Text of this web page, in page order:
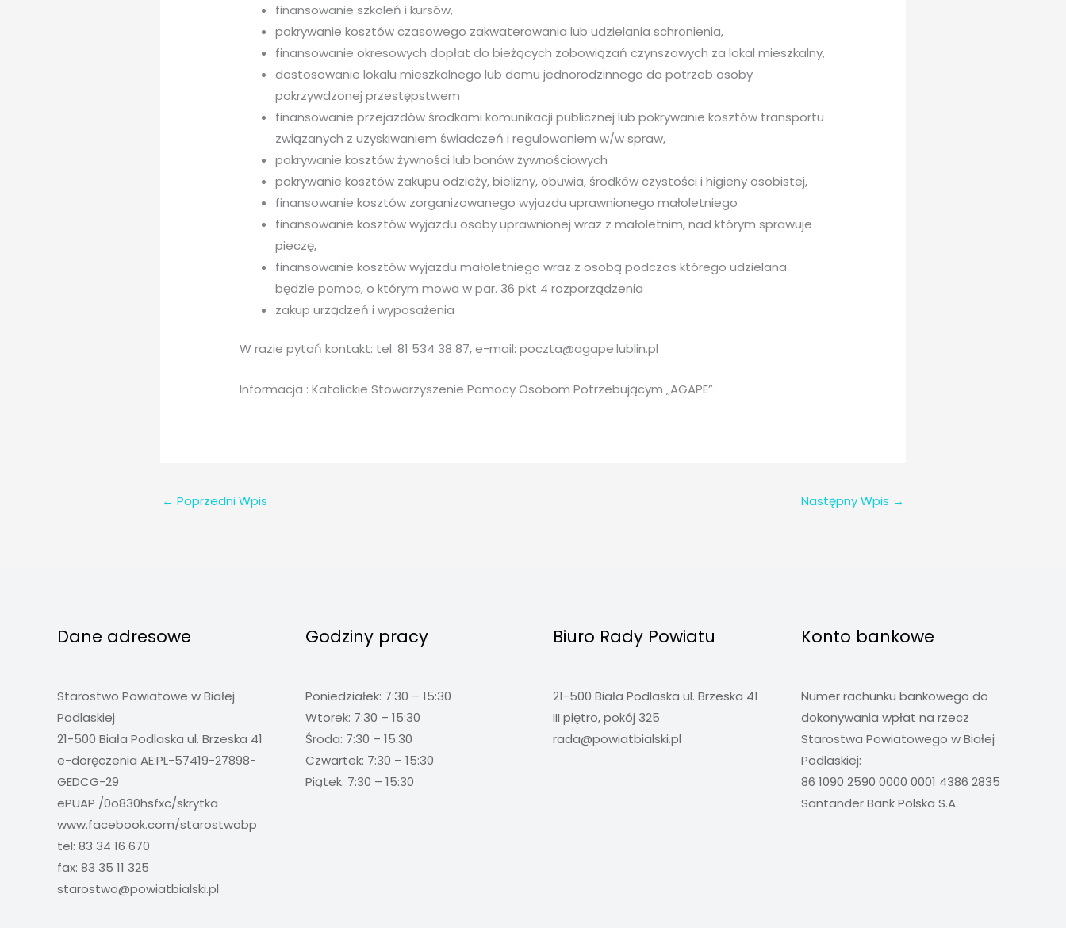
finansowanie szkoleń i kursów,
pokrywanie kosztów czasowego zakwaterowania lub udzielania schronienia,
finansowanie okresowych dopłat do bieżących zobowiązań czynszowych za lokal mieszkalny,
dostosowanie lokalu mieszkalnego lub domu jednorodzinnego do potrzeb osoby
pokrzywdzonej przestępstwem
finansowanie przejazdów środkami komunikacji publicznej lub pokrywanie kosztów transportu
związanych z uzyskiwaniem świadczeń i regulowaniem w/w spraw,
pokrywanie kosztów żywności lub bonów żywnościowych
pokrywanie kosztów zakupu odzieży, bielizny, obuwia, środków czystości i higieny osobistej,
finansowanie kosztów zorganizowanego wyjazdu uprawnionego małoletniego
finansowanie kosztów wyjazdu osoby uprawnionej wraz z małoletnim, nad którym sprawuje
pieczę,
finansowanie kosztów wyjazdu małoletniego wraz z osobą podczas którego udzielana
będzie pomoc, o którym mowa w par. 36 pkt 4 rozporządzenia
zakup urządzeń i wyposażenia
W razie pytań kontakt: tel. 81 534 38 87, e-mail: poczta@agape.lublin.pl
Informacja : Katolickie Stowarzyszenie Pomocy Osobom Potrzebującym „AGAPE”
← Poprzedni Wpis Następny Wpis →
Dane adresowe
Starostwo Powiatowe w Białej
Podlaskiej
21-500 Biała Podlaska ul. Brzeska 41
e-doręczenia AE:PL-57419-27898-
GEDCG-29
ePUAP /0o830hsfxc/skrytka
www.facebook.com/starostwobp
tel: 83 34 16 670
fax: 83 35 11 325
starostwo@powiatbialski.pl
Godziny pracy
Poniedziałek: 7:30 – 15:30
Wtorek: 7:30 – 15:30
Środa: 7:30 – 15:30
Czwartek: 7:30 – 15:30
Piątek: 7:30 – 15:30
Biuro Rady Powiatu
21-500 Biała Podlaska ul. Brzeska 41
III piętro, pokój 325
rada@powiatbialski.pl
Konto bankowe
Numer rachunku bankowego do
dokonywania wpłat na rzecz
Starostwa Powiatowego w Białej
Podlaskiej:
86 1090 2590 0000 0001 4386 2835
Santander Bank Polska S.A.